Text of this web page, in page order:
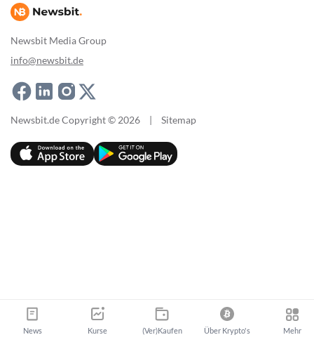
Newsbit Media Group
info@newsbit.de
Newsbit.de Copyright © 2026 | Sitemap
News Kurse (Ver)Kaufen Über Krypto's Mehr